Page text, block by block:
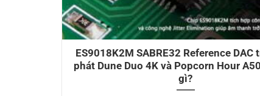
ES9018K2M SABRE32 Reference DAC
phát Dune Duo 4K và Popcorn Hour
gì?